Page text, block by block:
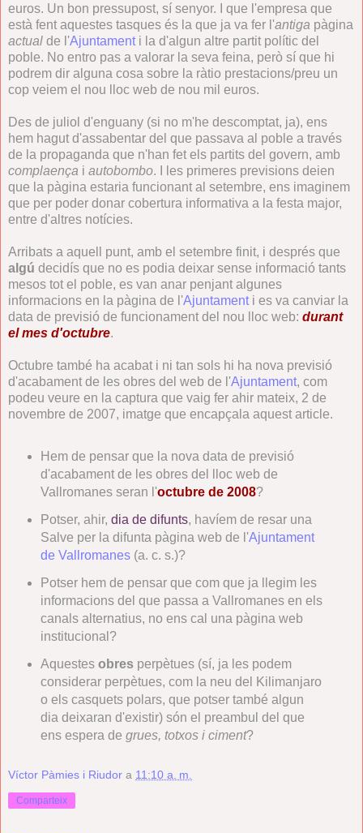
euros. Un bon pressupost, sí senyor. I que l'empresa que
està fent aquestes tasques és la que ja va fer l'antiga pàgina
actual de l'Ajuntamenti la d'algun altre partit polític del
poble. No entro pas a valorar la seva feina, però sí que hi
podrem dir alguna cosa sobre la ràtio prestacions/preu un
cop veiem el nou lloc web de nou mil euros.
Des de juliol d'enguany (si no m'he descomptat, ja), ens
hem hagut d'assabentar del que passava al poble a través
de la propaganda que n'han fet els partits del govern, amb
complaença i autobombo. I les primeres previsions deien
que la pàgina estaria funcionant al setembre, ens imaginem
que per poder donar cobertura informativa a la festa major,
entre d'altres notícies.
Arribats a aquell punt, amb el setembre finit, i després que
algú decidís que no es podia deixar sense informació tants
mesos tot el poble, es van anar penjant algunes
informacions en la pàgina de l'Ajuntamenti es va canviar la
data de previsió de funcionament del nou lloc web: durant
el mes d'octubre.
Octubre també ha acabat i ni tan sols hi ha nova previsió
d'acabament de les obres del web de l'Ajuntament, com
podeu veure en la captura que vaig fer ahir mateix, 2 de
novembre de 2007, imatge que encapçala aquest article.
Hem de pensar que la nova data de previsió
d'acabament de les obres del lloc web de
Vallromanes seran l'octubre de 2008?
Potser, ahir, dia de difunts, havíem de resar una
Salve per la difunta pàgina web de l'Ajuntament
de Vallromanes(a. c. s.)?
Potser hem de pensar que com que ja llegim les
informacions del que passa a Vallromanes en els
canals alternatius, no ens cal una pàgina web
institucional?
Aquestes obresperpètues (sí, ja les podem
considerar perpètues, com la neu del Kilimanjaro
o els casquets polars, que potser també algun
dia deixaran d'existir) són el preambul del que
ens espera de grues, totxos i ciment?
Víctor Pàmies i Riudor a 11:10 a. m.
Comparteix